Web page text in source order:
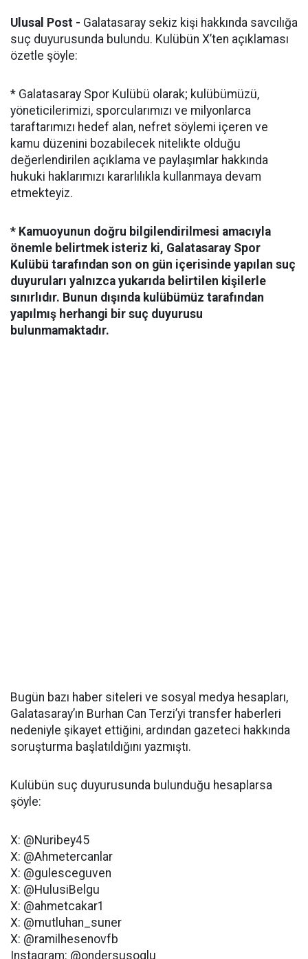
Ulusal Post - Galatasaray sekiz kişi hakkında savcılığa
suç duyurusunda bulundu. Kulübün X’ten açıklaması
özetle şöyle:
* Galatasaray Spor Kulübü olarak; kulübümüzü,
yöneticilerimizi, sporcularımızı ve milyonlarca
taraftarımızı hedef alan, nefret söylemi içeren ve
kamu düzenini bozabilecek nitelikte olduğu
değerlendirilen açıklama ve paylaşımlar hakkında
hukuki haklarımızı kararlılıkla kullanmaya devam
etmekteyiz.
* Kamuoyunun doğru bilgilendirilmesi amacıyla
önemle belirtmek isteriz ki, Galatasaray Spor
Kulübü tarafından son on gün içerisinde yapılan suç
duyuruları yalnızca yukarıda belirtilen kişilerle
sınırlıdır. Bunun dışında kulübümüz tarafından
yapılmış herhangi bir suç duyurusu
bulunmamaktadır.
Bugün bazı haber siteleri ve sosyal medya hesapları,
Galatasaray’ın Burhan Can Terzi’yi transfer haberleri
nedeniyle şikayet ettiğini, ardından gazeteci hakkında
soruşturma başlatıldığını yazmıştı.
Kulübün suç duyurusunda bulunduğu hesaplarsa
şöyle:
X: @Nuribey45
X: @Ahmetercanlar
X: @gulesceguven
X: @HulusiBelgu
X: @ahmetcakar1
X: @mutluhan_suner
X: @ramilhesenovfb
Instagram: @ondersusoglu